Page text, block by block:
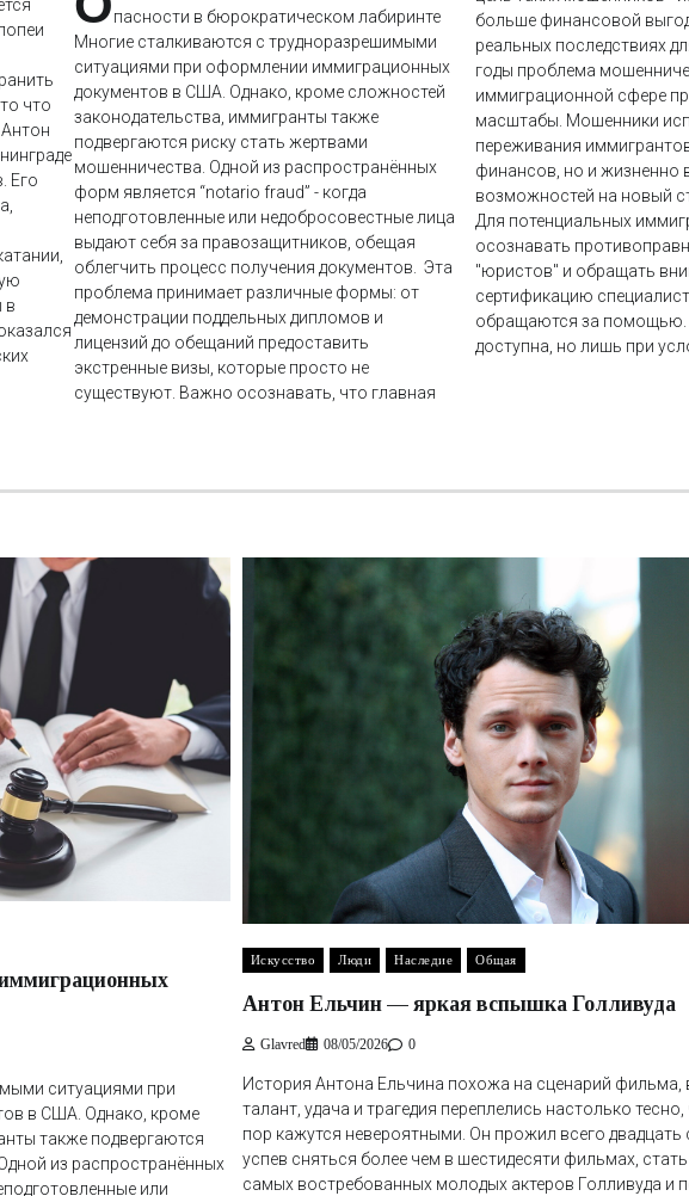
пасности в бюрократическом лабиринте
Многие сталкиваются с трудноразрешимыми
ситуациями при оформлении иммиграционных
документов в США. Однако, кроме сложностей
законодательства, иммигранты также
подвергаются риску стать жертвами
мошенничества. Одной из распространённых
форм является “notario fraud” - когда
неподготовленные или недобросовестные лица
выдают себя за правозащитников, обещая
облегчить процесс получения документов. Эта
проблема принимает различные формы: от
демонстрации поддельных дипломов и
лицензий до обещаний предоставить
экстренные визы, которые просто не
существуют. Важно осознавать, что главная
больше финансовой
реальных последствиях
годы проблема
иммиграционной сфере
масштабы. Мошенники
переживания
финансов, но и жизненно
возможностей на новый
Для потенциальных
осознавать
"юристов" и обращать
сертификацию
обращаются за помощью.
доступна, но лишь при
что
Его
в
ситуациями при
в США. Однако, кроме
также подвергаются
из распространённых
или
Искусство Люди Наследие Общая
Антон Ельчин — яркая вспышка Голливуда
Glavred 08/05/2026 0
История Антона Ельчина похожа на сценарий фильма,
талант, удача и трагедия переплелись настолько
пор кажутся невероятными. Он прожил всего двадцать
успев сняться более чем в шестидесяти фильмах,
самых востребованных молодых актеров Голливуда и